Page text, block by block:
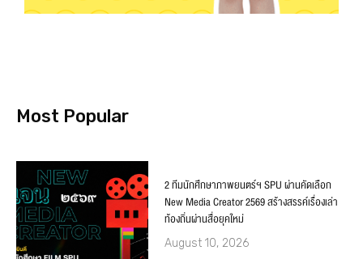
Most Popular
2 ทีมนักศึกษาภาพยนตร์ฯ SPU ผ่านคัดเลือก
New Media Creator 2569 สร้างสรรค์เรื่องเล่า
ท้องถิ่นผ่านสื่อยุคใหม่
August 10, 2026